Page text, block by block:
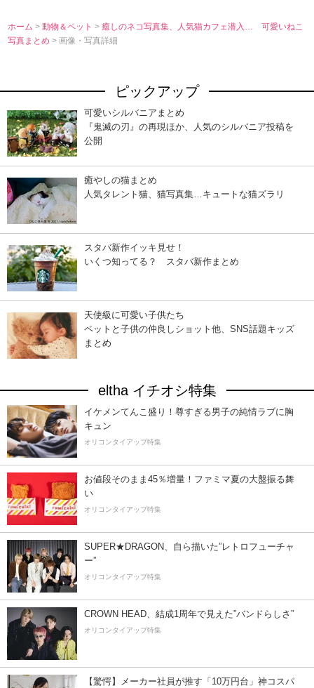
ホーム >動物＆ペット>癒しのネコ写真集、人気猫カフェ潜入… 可愛いねこ
写真まとめ> 画像・写真詳細
ピックアップ
可愛いシルバニアまとめ
『鬼滅の刃』の再現ほか、人気のシルバニア投稿を
公開
癒やしの猫まとめ
人気タレント猫、猫写真集…キュートな猫ズラリ
スタバ新作イッキ見せ！
いくつ知ってる？ スタバ新作まとめ
天使級に可愛い子供たち
ペットと子供の仲良しショット他、SNS話題キッズ
まとめ
eltha イチオシ特集
イケメンてんこ盛り！尊すぎる男子の純情ラブに胸
キュン
オリコンタイアップ特集
お値段そのまま45％増量！ファミマ夏の大盤振る舞
い
オリコンタイアップ特集
SUPER★DRAGON、自ら描いた”レトロフューチャ
ー”
オリコンタイアップ特集
CROWN HEAD、結成1周年で見えた”バンドらしさ”
オリコンタイアップ特集
【驚愕】メーカー社員が推す「10万円台」神コスパ